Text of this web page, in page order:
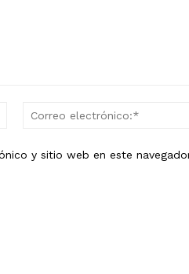
Nombre:*
y sitio web en este